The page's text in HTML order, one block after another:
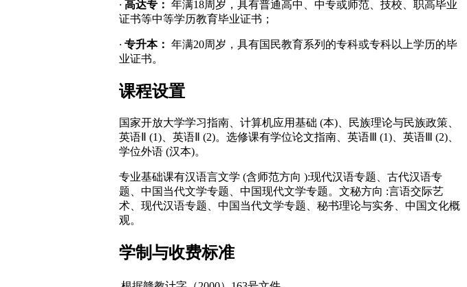
· 高达专： 年满18周岁，具有普通高中、中专或师范、技校、职高毕业
证书等中等学历教育毕业证书；
· 专升本： 年满20周岁，具有国民教育系列的专科或专科以上学历的毕
业证书。
课程设置
国家开放大学学习指南、计算机应用基础 (本)、民族理论与民族政策、
英语Ⅱ (1)、英语Ⅱ (2)。选修课有学位论文指南、英语Ⅲ (1)、英语Ⅲ (2)、
学位外语 (汉本)。
专业基础课有汉语言文学 (含师范方向 ):现代汉语专题、古代汉语专
题、中国当代文学专题、中国现代文学专题。文秘方向 :言语交际艺
术、现代汉语专题、中国当代文学专题、秘书理论与实务、中国文化概
观。
学制与收费标准